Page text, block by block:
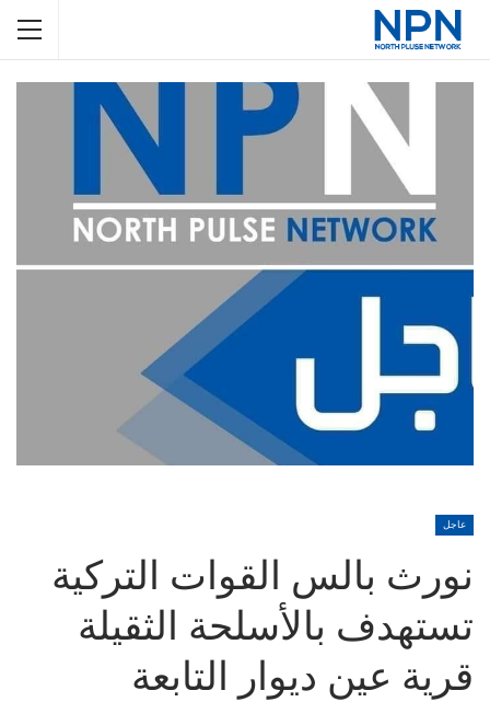
عاجل
نورث بالس القوات التركية
تستهدف بالأسلحة الثقيلة
قرية عين ديوار التابعة